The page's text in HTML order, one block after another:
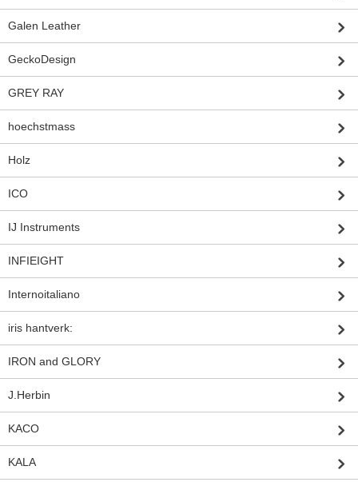
Galen Leather
GeckoDesign
GREY RAY
hoechstmass
Holz
ICO
IJ Instruments
INFIEIGHT
Internoitaliano
iris hantverk:
IRON and GLORY
J.Herbin
KACO
KALA